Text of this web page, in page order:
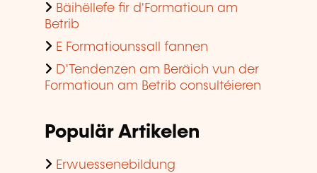
Bäihëllefe fir d'Formatioun am
Betrib
E Formatiounssall fannen
D'Tendenzen am Beräich vun der
Formatioun am Betrib consultéieren
Populär Artikelen
Erwuessenebildung